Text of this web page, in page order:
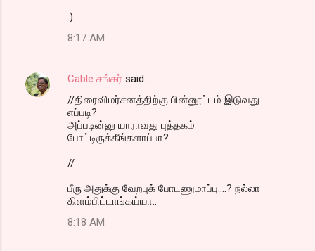
:)
8:17 AM
Cable சங்கர் said…
//திரைவிமர்சனத்திற்கு பின்னூட்டம் இடுவது
எப்படி?
அப்படின்னு யாராவது புத்தகம்
போட்டிருக்கீங்களாப்பா?
//
பீரு அதுக்கு வேறபுக் போடணுமாப்பு....? நல்லா
கிளம்பிட்டாங்கய்யா..
8:18 AM